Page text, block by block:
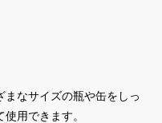
なサイズの瓶や缶をしっ
用できます。